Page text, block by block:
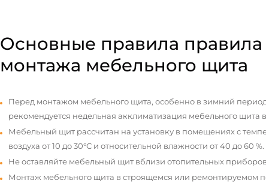
Основные правила правила
монтажа мебельного щита
Перед монтажом мебельного щита, особенно в зимний
рекомендуется недельная акклиматизация мебельного щита
Мебельный щит рассчитан на установку в помещениях с
воздуха от 10 до 30°С и относительной влажности от 40 до 60 %.
Не оставляйте мебельный щит вблизи отопительных
Монтаж мебельного щита в строящемся или ремонтируемом